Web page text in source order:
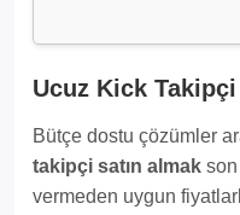
Ucuz Kick Takipçi
Bütçe dostu çözümler
takipçi satın almak
vermeden uygun